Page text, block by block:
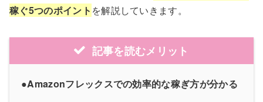
稼ぐ5つのポイント を解説していきます。
記事を読むメリット
●Amazonフレックスでの効率的な稼ぎ方が分かる